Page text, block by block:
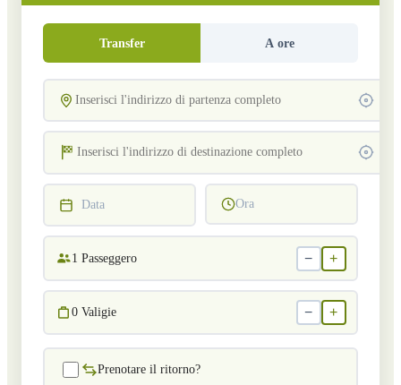
Transfer A ore
Data Ora
1 Passeggero − +
0 Valigie − +
Prenotare il ritorno?